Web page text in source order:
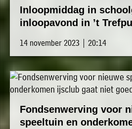
Inloopmiddag in
inloopavond in ’t
14 november 2023 | 20:14
Fondsenwerving voor
speeltuin en